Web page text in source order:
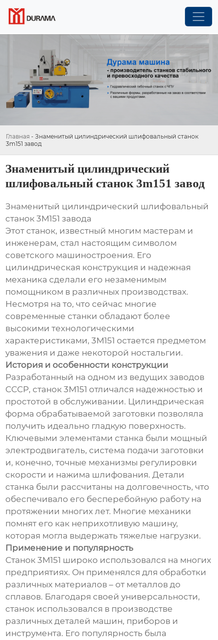
Главная - Знаменитый цилиндрический шлифовальный станок
3m151 завод
Знаменитый цилиндрический
шлифовальный станок 3m151 завод
Знаменитый цилиндрический шлифовальный
станок 3М151 завода
Этот станок, известный многим мастерам и
инженерам, стал настоящим символом
советского машиностроения. Его
цилиндрическая конструкция и надежная
механика сделали его незаменимым
помощником в различных производствах.
Несмотря на то, что сейчас многие
современные станки обладают более
высокими технологическими
характеристиками, 3М151 остается предметом
уважения и даже некоторой ностальгии.
История и особенности конструкции
Разработанный на одном из ведущих заводов
СССР, станок 3М151 отличался надежностью и
простотой в обслуживании. Цилиндрическая
форма обрабатываемой заготовки позволяла
получить идеально гладкую поверхность.
Ключевыми элементами станка были мощный
электродвигатель, система подачи заготовки
и, конечно, точные механизмы регулировки
скорости и нажима шлифования. Детали
станка были рассчитаны на долговечность, что
обеспечивало его бесперебойную работу на
протяжении многих лет. Многие механики
помнят его как неприхотливую машину,
которая могла выдержать тяжелые нагрузки.
Применение и популярность
Станок 3М151 широко использовался на многих
предприятиях. Он применялся для обработки
различных материалов – от металлов до
сплавов. Благодаря своей универсальности,
станок использовался в производстве
различных деталей машин, приборов и
инструмента. Его популярность была